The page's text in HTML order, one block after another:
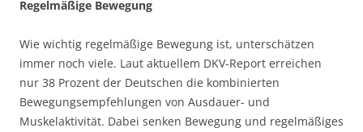
Regelmäßige Bewegung
Wie wichtig regelmäßige Bewegung ist, unterschätzen
immer noch viele. Laut aktuellem DKV-Report erreichen
nur 38 Prozent der Deutschen die kombinierten
Bewegungsempfehlungen von Ausdauer- und
Muskelaktivität. Dabei senken Bewegung und regelmäßiges